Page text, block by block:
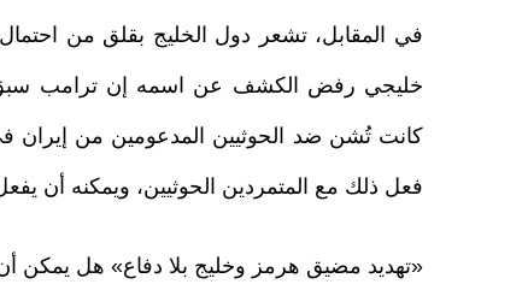
في المقابل، تشعر دول الخليج بقلق من
خليجي رفض الكشف عن اسمه إن ترامب
كانت تُشن ضد الحوثيين المدعومين من إيران
فعل ذلك مع المتمردين الحوثيين، ويمكنه أن
«تهديد مضيق هرمز وخليج بلا دفاع» هل يمكن أن